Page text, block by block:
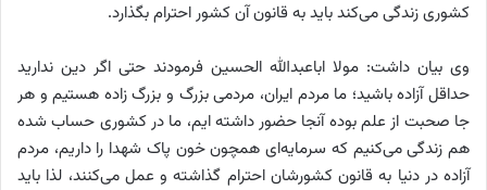
کشوری زندگی می‌کند باید به قانون آن کشور احترام بگذارد.
وی بیان داشت: مولا اباعبدالله الحسین فرمودند حتی اگر دین ندارید
حداقل آزاده باشید؛ ما مردم ایران، مردمی بزرگ و بزرگ زاده هستیم و هر
جا صحبت از علم بوده آنجا حضور داشته ایم، ما در کشوری حساب شده
هم زندگی می‌کنیم که سرمایه‌ای همچون خون پاک شهدا را داریم، مردم
آزاده در دنیا به قانون کشورشان احترام گذاشته و عمل می‌کنند، لذا باید